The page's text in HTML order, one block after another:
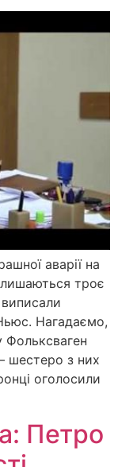
аварії на
лишаються троє
Нагадаємо,
Фольксваген
шестеро з них
оголосили
Петро